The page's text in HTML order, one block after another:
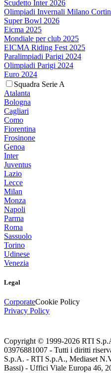
Scudetto Inter 2026
Olimpiadi Invernali Milano
Super Bowl 2026
Eicma 2025
Mondiale per club 2025
EICMA Riding Fest 2025
Paralimpiadi Parigi 2024
Olimpiadi Parigi 2024
Euro 2024
Squadra Serie A
Atalanta
Bologna
Cagliari
Como
Fiorentina
Frosinone
Genoa
Inter
Juventus
Lazio
Lecce
Milan
Monza
Napoli
Parma
Roma
Sassuolo
Torino
Udinese
Venezia
Legal
CorporateCookie Policy
Privacy Policy
Copyright © 1999-2026 RTI
03976881007 - Tutti i diritti
S.p.A. - RTI S.p.A., Mediaset
Bassi) - Uffici Viale Europa 46,